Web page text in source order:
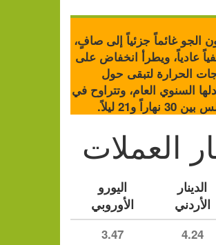
الجو غائماً جزئياً إلى صافٍ،
عادياً، ويطرأ انخفاض على
الحرارة لتبقى حول
السنوي العام، وتتراوح في
30 نهاراً و21 ليلاً.
العملات
الدينار
الأردني
اليورو
الأوروبي
4.24
3.47